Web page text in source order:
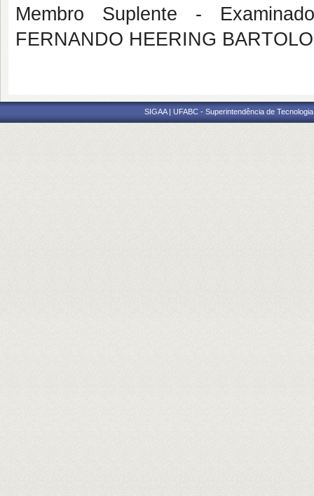
Membro Suplente -
FERNANDO HEERING
SIGAA | UFABC - Superintendência de